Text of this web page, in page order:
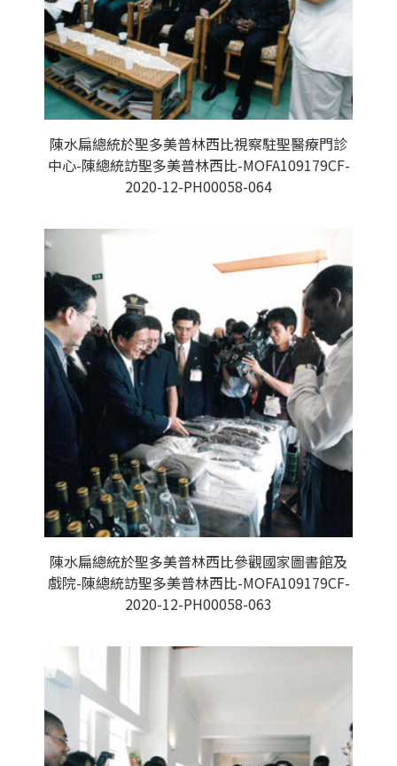
陳水扁總統於聖多美普林西比視察駐聖醫療門診
中心-陳總統訪聖多美普林西比-MOFA109179CF-
2020-12-PH00058-064
陳水扁總統於聖多美普林西比參觀國家圖書館及
戲院-陳總統訪聖多美普林西比-MOFA109179CF-
2020-12-PH00058-063